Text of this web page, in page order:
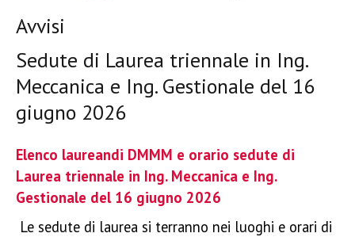
Avvisi
Sedute di Laurea triennale in Ing.
Meccanica e Ing. Gestionale del 16
giugno 2026
Elenco laureandi DMMM e orario sedute di
Laurea triennale in Ing. Meccanica e Ing.
Gestionale del 16 giugno 2026
Le sedute di laurea si terranno nei luoghi e orari di